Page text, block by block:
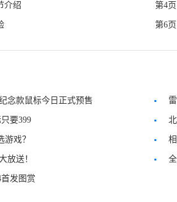
介绍 第4
第6
念款鼠标今日正式预售
元
要399
戏？
放送！
发图赏